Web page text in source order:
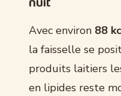
Avec environ 88
la faisselle se
produits laitiers
en lipides reste